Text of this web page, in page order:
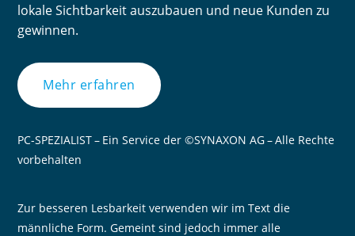
lokale Sichtbarkeit auszubauen und neue Kunden zu
gewinnen.
Mehr erfahren
PC-SPEZIALIST – Ein Service der ©SYNAXON AG – Alle Rechte
vorbehalten
Zur besseren Lesbarkeit verwenden wir im Text die
männliche Form. Gemeint sind jedoch immer alle